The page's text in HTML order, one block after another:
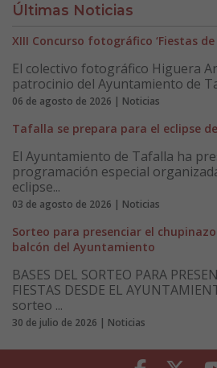
Últimas Noticias
XIII Concurso fotográfico ‘Fiestas
El colectivo fotográfico Higuera
patrocinio del Ayuntamiento de
06 de agosto de 2026 | Noticias
Tafalla se prepara para el eclipse
El Ayuntamiento de Tafalla ha
programación especial
eclipse...
03 de agosto de 2026 | Noticias
Sorteo para presenciar el
balcón del Ayuntamiento
BASES DEL SORTEO PARA
FIESTAS DESDE EL
sorteo ...
30 de julio de 2026 | Noticias
Facebook Twitter